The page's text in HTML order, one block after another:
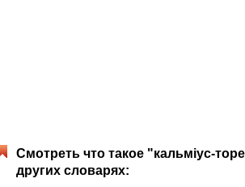
Смотреть что такое "кальміус-
других словарях: